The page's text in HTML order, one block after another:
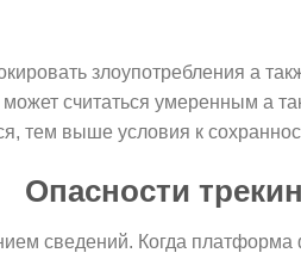
злоупотребления а
считаться умеренным а
тем выше условия к
Опасности
сведений. Когда платформа